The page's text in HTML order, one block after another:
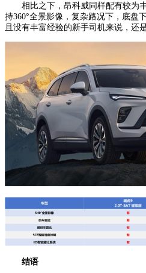
相比之下，昂科威同样配有较为
持360°全景影像，复杂路况下，底盘
且没有丰富经验的新手司机来说，还
结语